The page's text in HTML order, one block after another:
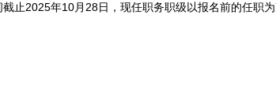
2025年10月28日，现任职务职级以报名前的任职